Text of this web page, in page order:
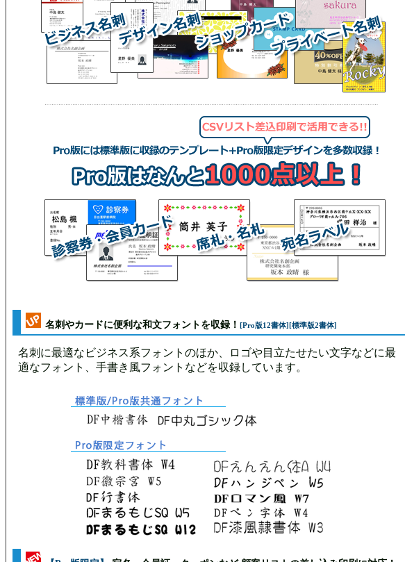
名刺やカードに便利な和文フォントを収録！ [Pro版12書体][標準版2書体]
名刺に最適なビジネス系フォントのほか、ロゴや目立たせたい文字などに最
適なフォント、手書き風フォントなどを収録しています。